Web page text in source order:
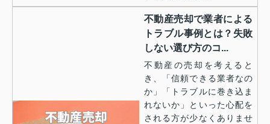
不動産売却で業者による
トラブル事例とは？失敗
しない選び方のコ...
不動産の売却を考えると
き、「信頼できる業者なの
か」「トラブルに巻き込ま
れないか」といった心配を
される方が少なくありませ